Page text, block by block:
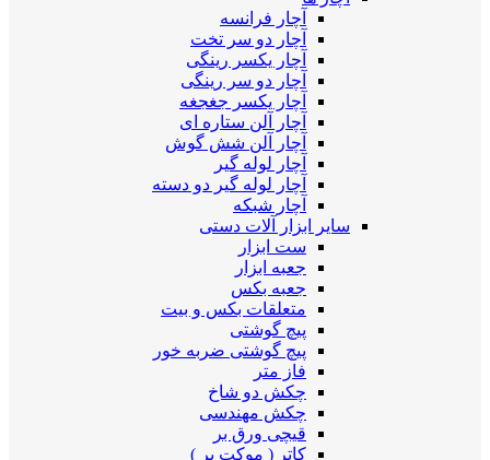
آچار فرانسه
آچار دو سر تخت
آچار یکسر رینگی
آچار دو سر رینگی
آچار یکسر جغجغه
آچار آلن ستاره ای
آچار آلن شش گوش
آچار لوله گیر
آچار لوله گیر دو دسته
آچار شبکه
سایر ابزار آلات دستی
ست ابزار
جعبه ابزار
جعبه بکس
متعلقات بکس و بیت
پیچ گوشتی
پیچ گوشتی ضربه خور
فاز متر
چکش دو شاخ
چکش مهندسی
قیچی ورق بر
کاتر ( موکت بر )